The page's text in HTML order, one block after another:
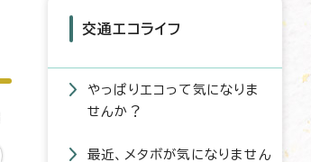
交通エコライフ
やっぱりエコって気になりま
せんか？
最近、メタボが気になりません